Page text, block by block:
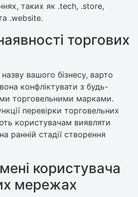
таких як .tech, .store,
.website.
торгових
вашого бізнесу, варто
конфліктувати з будь-
торговельними марками.
перевірки торговельних
користувачам виявляти
ранній стадії створення
користувача
мережах